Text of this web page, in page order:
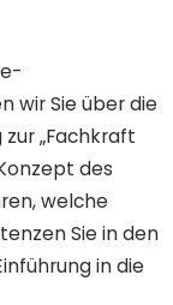
wir Sie über die
„Fachkraft
des
welche
Sie in den
in die